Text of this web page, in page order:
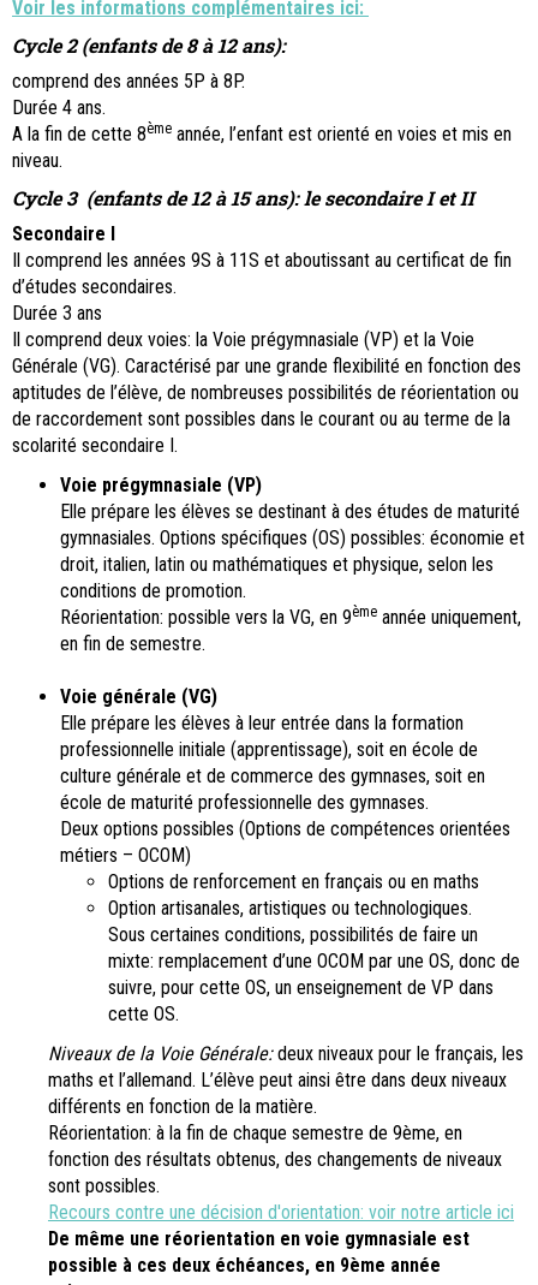
Voir les informations complémentaires ici:
Cycle 2 (enfants de 8 à 12 ans):
comprend des années 5P à 8P.
Durée 4 ans.
A la fin de cette 8ème année, l’enfant est orienté en voies et mis en
niveau.
Cycle 3 (enfants de 12 à 15 ans): le secondaire I et II
Secondaire I
Il comprend les années 9S à 11S et aboutissant au certificat de fin
d’études secondaires.
Durée 3 ans
Il comprend deux voies: la Voie prégymnasiale (VP) et la Voie
Générale (VG). Caractérisé par une grande flexibilité en fonction des
aptitudes de l’élève, de nombreuses possibilités de réorientation ou
de raccordement sont possibles dans le courant ou au terme de la
scolarité secondaire I.
Voie prégymnasiale (VP)
Elle prépare les élèves se destinant à des études de maturité
gymnasiales. Options spécifiques (OS) possibles: économie et
droit, italien, latin ou mathématiques et physique, selon les
conditions de promotion.
Réorientation: possible vers la VG, en 9ème année uniquement,
en fin de semestre.
Voie générale (VG)
Elle prépare les élèves à leur entrée dans la formation
professionnelle initiale (apprentissage), soit en école de
culture générale et de commerce des gymnases, soit en
école de maturité professionnelle des gymnases.
Deux options possibles (Options de compétences orientées
métiers – OCOM)
Options de renforcement en français ou en maths
Option artisanales, artistiques ou technologiques.
Sous certaines conditions, possibilités de faire un
mixte: remplacement d’une OCOM par une OS, donc de
suivre, pour cette OS, un enseignement de VP dans
cette OS.
Niveaux de la Voie Générale:deux niveaux pour le français, les
maths et l’allemand. L’élève peut ainsi être dans deux niveaux
différents en fonction de la matière.
Réorientation: à la fin de chaque semestre de 9ème, en
fonction des résultats obtenus, des changements de niveaux
sont possibles.
Recours contre une décision d'orientation: voir notre article ici
De même une réorientation en voie gymnasiale est
possible à ces deux échéances, en 9ème année